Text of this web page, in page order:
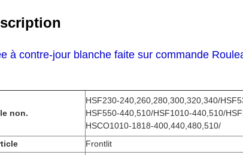
à contre-jour blanche faite sur commande
non.
HSF230-240,260,280,300,320,340/
HSF550-440,510/HSF1010-440,510/
HSCO1010-1818-400,440,480,510/
Frontlit